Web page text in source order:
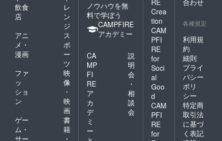
飲食
店
レ
ン
ジ
アニ
メ・
漫画
ス
ポ
ー
ツ
ファ
ッ
ショ
ン
映
像
・
映
画
ゲー
ム・
サー
書
籍
・
ノウハウを無
料で学ぼう
CAMPFIRE
アカデミー
CA
MP
FI
RE
ア
カ
デ
ミ
ー
説
明
会
・
相
談
会
Crea
tion
CAM
PFI
RE
for
Soci
al
Goo
d
CAM
PFI
RE
for
各種規定
利用規
約
細則
プライ
バシー
ポリ
シー
特定商
取引法
に基づ
く表記